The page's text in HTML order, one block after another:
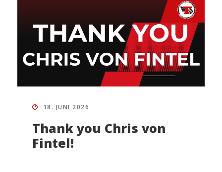
18. JUNI 2026
Thank you Chris von
Fintel!